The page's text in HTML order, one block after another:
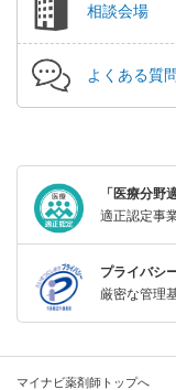
相談会場
よくある質
「医療分野
適正認定事
プライバシ
厳密な管理
マイナビ薬剤師トップへ